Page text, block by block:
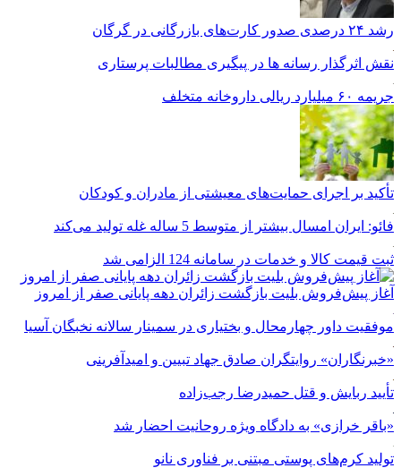
رشد ۲۴ درصدی صدور کارت‌های بازرگانی در گرگان
نقش اثرگذار رسانه ها در پیگیری مطالبات پرستاری
جریمه ۶۰ میلیارد ریالی داروخانه متخلف
تأکید بر اجرای حمایت‌های معیشتی از مادران و کودکان
فائو: ایران امسال بیشتر از متوسط 5 ساله غله تولید می‌کند
ثبت قیمت کالا و خدمات در سامانه 124 الزامی شد
آغاز پیش‌فروش بلیت بازگشت زائران دهه پایانی صفر از امروز
موفقیت داور چهارمحال و بختیاری در سمینار سالانه نخبگان آسیا
«خبرنگاران» روایتگران صادق جهاد تبیین و امیدآفرینی
تأیید ربایش و قتل حمیدرضا رجب‌زاده
«باقر خرازی» به دادگاه ویژه روحانیت احضار شد
تولید کرم‌های پوستی مبتنی بر فناوری نانو